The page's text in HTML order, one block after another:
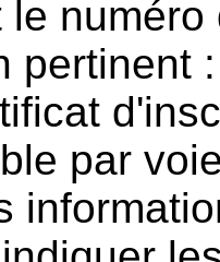
le
pertinent :
par